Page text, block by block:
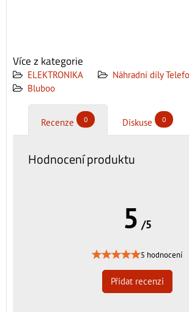
Více z kategorie
ELEKTRONIKA
Náhradní díly
Bluboo
Recenze 0 Diskuse 0
Hodnocení produktu
5 /5
5 hodnocení
Přidat recenzi